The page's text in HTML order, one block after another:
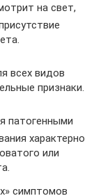
на свет,
всех видов
признаки.
патогенными
характерно
или
симптомов